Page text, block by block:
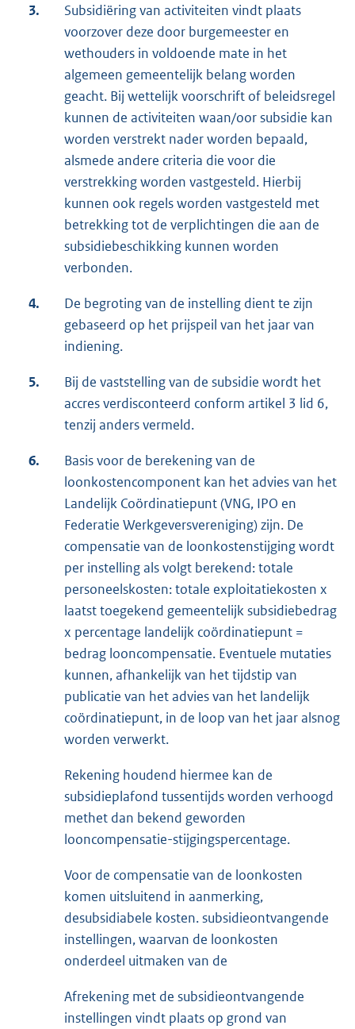
3.
Subsidiëring van activiteiten vindt plaats
voorzover deze door burgemeester en
wethouders in voldoende mate in het
algemeen gemeentelijk belang worden
geacht. Bij wettelijk voorschrift of beleidsregel
kunnen de activiteiten waan/oor subsidie kan
worden verstrekt nader worden bepaald,
alsmede andere criteria die voor die
verstrekking worden vastgesteld. Hierbij
kunnen ook regels worden vastgesteld met
betrekking tot de verplichtingen die aan de
subsidiebeschikking kunnen worden
verbonden.
4.
De begroting van de instelling dient te zijn
gebaseerd op het prijspeil van het jaar van
indiening.
5.
Bij de vaststelling van de subsidie wordt het
accres verdisconteerd conform artikel 3 lid 6,
tenzij anders vermeld.
6.
Basis voor de berekening van de
loonkostencomponent kan het advies van het
Landelijk Coördinatiepunt (VNG, IPO en
Federatie Werkgeversvereniging) zijn. De
compensatie van de loonkostenstijging wordt
per instelling als volgt berekend: totale
personeelskosten: totale exploitatiekosten x
laatst toegekend gemeentelijk subsidiebedrag
x percentage landelijk coördinatiepunt =
bedrag looncompensatie. Eventuele mutaties
kunnen, afhankelijk van het tijdstip van
publicatie van het advies van het landelijk
coördinatiepunt, in de loop van het jaar alsnog
worden verwerkt.
Rekening houdend hiermee kan de
subsidieplafond tussentijds worden verhoogd
methet dan bekend geworden
looncompensatie-stijgingspercentage.
Voor de compensatie van de loonkosten
komen uitsluitend in aanmerking,
desubsidiabele kosten. subsidieontvangende
instellingen, waarvan de loonkosten
onderdeel uitmaken van de
Afrekening met de subsidieontvangende
instellingen vindt plaats op grond van